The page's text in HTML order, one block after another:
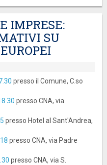
IMPRESE:
SU
presso il Comune, C.so
presso CNA, via
presso Hotel al Sant'Andrea,
presso CNA, via Padre
presso CNA, via S.